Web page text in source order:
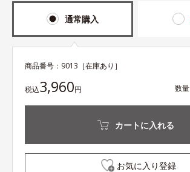
通常購入
商品番号： 9013 ［在庫あり］
税込3,960円 数量
カートに入れる
お気に入り登録